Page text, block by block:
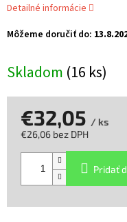
Skladom (16 ks)
Môžeme doručiť do:
Detailné informácie
€32,05 / ks
€26,06 bez DPH
Pridať